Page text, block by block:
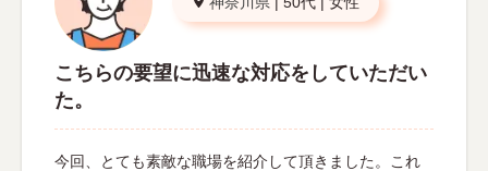
こちらの要望に迅速な対応をしていただい
た。
今回、とても素敵な職場を紹介して頂きました。これ